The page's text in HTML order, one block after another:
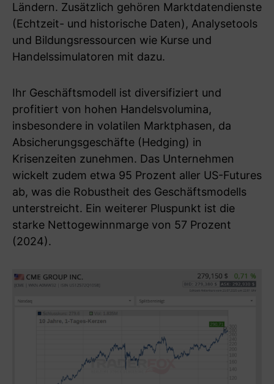
Ländern. Zusätzlich gehören Marktdatendienste
(Echtzeit- und historische Daten), Analysetools
und Bildungsressourcen wie Kurse und
Handelssimulatoren mit dazu.
Ihr Geschäftsmodell ist diversifiziert und
profitiert von hohen Handelsvolumina,
insbesondere in volatilen Marktphasen, da
Absicherungsgeschäfte (Hedging) in
Krisenzeiten zunehmen. Das Unternehmen
wickelt zudem etwa 95 Prozent aller US-Futures
ab, was die Robustheit des Geschäftsmodells
unterstreicht. Ein weiterer Pluspunkt ist die
starke Nettogewinnmarge von 57 Prozent
(2024).